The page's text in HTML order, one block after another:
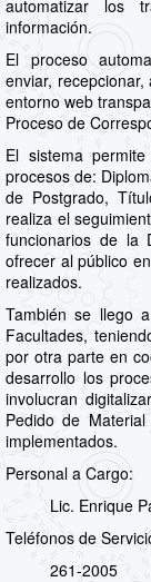
automatizar los
información.
El proceso
enviar,
entorno web
Proceso de
El sistema
procesos de:
de Postgrado,
realiza el
funcionarios de la
ofrecer al público
realizados.
También se llego
Facultades,
por otra parte en
desarrollo los
involucran
Pedido de
implementados.
Personal a Cargo:
Lic. Enrique
Teléfonos de
261-2005